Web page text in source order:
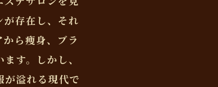
存在し、それ
ら痩身、ブラ
す。しかし、
溢れる現代で